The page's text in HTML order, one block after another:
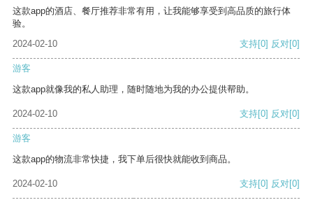
这款app的酒店、餐厅推荐非常有用，让我能够享受到高品质的旅行体
验。
2024-02-10
支持[0] 反对[0]
游客
这款app就像我的私人助理，随时随地为我的办公提供帮助。
2024-02-10 支持[0] 反对[0]
游客
这款app的物流非常快捷，我下单后很快就能收到商品。
2024-02-10 支持[0] 反对[0]